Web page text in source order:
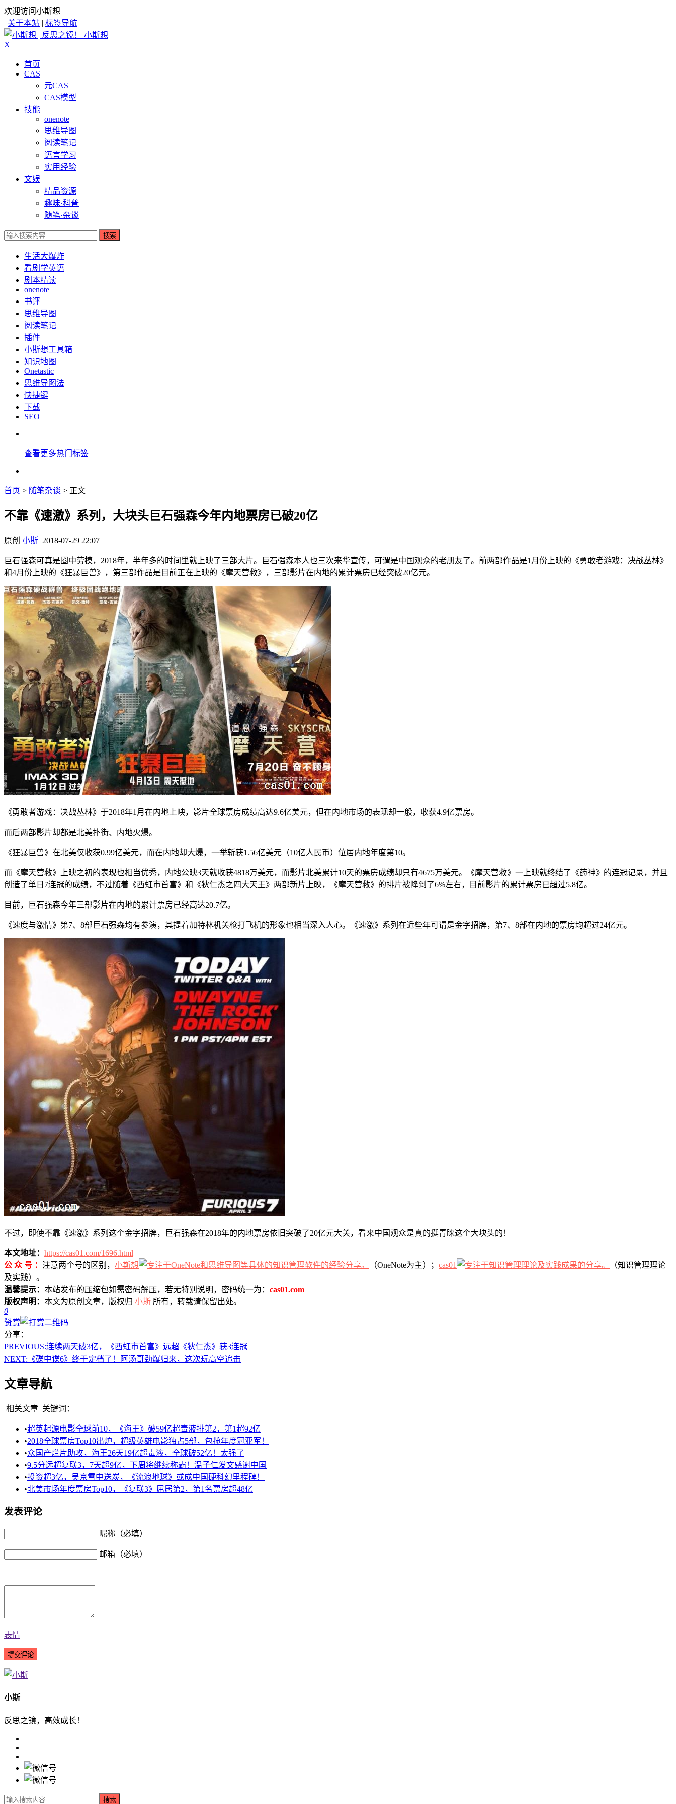
欢迎访问小斯想
| 关于本站 | 标签导航
小斯想
X
首页
CAS
元CAS
CAS模型
技能
onenote
思维导图
阅读笔记
语言学习
实用经验
文娱
精品资源
趣味·科普
随笔·杂谈
搜索
生活大爆炸
看剧学英语
剧本精读
onenote
书评
思维导图
阅读笔记
插件
小斯想工具箱
知识地图
Onetastic
思维导图法
快捷键
下载
SEO
查看更多热门标签
首页 > 随笔杂谈 > 正文
不靠《速激》系列，大块头巨石强森今年内地票房已破20亿
原创 小斯 2018-07-29 22:07
巨石强森可真是圈中劳模，2018年，半年多的时间里就上映了三部大片。巨石强森本人也三次来华宣传，可谓是中国观众的老朋友了。前两部作品是1月份上映的《勇敢者游戏：决战丛林》
和4月份上映的《狂暴巨兽》，第三部作品是目前正在上映的《摩天营救》，三部影片在内地的累计票房已经突破20亿元。
《勇敢者游戏：决战丛林》于2018年1月在内地上映，影片全球票房成绩高达9.6亿美元，但在内地市场的表现却一般，收获4.9亿票房。
而后两部影片却都是北美扑街、内地火爆。
《狂暴巨兽》在北美仅收获0.99亿美元，而在内地却大爆，一举斩获1.56亿美元（10亿人民币）位居内地年度第10。
而《摩天营救》上映之初的表现也相当优秀，内地公映3天就收获4818万美元，而影片北美累计10天的票房成绩却只有4675万美元。《摩天营救》一上映就终结了《药神》的连冠记录，并且
创造了单日7连冠的成绩，不过随着《西虹市首富》和《狄仁杰之四大天王》两部新片上映，《摩天营救》的排片被降到了6%左右，目前影片的累计票房已超过5.8亿。
目前，巨石强森今年三部影片在内地的累计票房已经高达20.7亿。
《速度与激情》第7、8部巨石强森均有参演，其提着加特林机关枪打飞机的形象也相当深入人心。《速激》系列在近些年可谓是金字招牌，第7、8部在内地的票房均超过24亿元。
不过，即使不靠《速激》系列这个金字招牌，巨石强森在2018年的内地票房依旧突破了20亿元大关，看来中国观众是真的挺青睐这个大块头的！
本文地址： https://cas01.com/1696.html
公 众 号 ： 注意两个号的区别， 小斯想 （OneNote为主）； cas01
（知识管理理论
及实践）。
温馨提示： 本站发布的压缩包如需密码解压，若无特别说明，密码统一为： cas01.com
版权声明： 本文为原创文章，版权归 小斯 所有，转载请保留出处。
0
赞赏
分享：
PREVIOUS:连续两天破3亿，《西虹市首富》远超《狄仁杰》获3连冠
NEXT: 《碟中谍6》终于定档了！阿汤哥劲爆归来，这次玩高空追击
文章导航
相关文章 关键词：
•超英起源电影全球前10，《海王》破59亿超毒液排第2，第1超92亿
•2018全球票房Top10出炉，超级英雄电影独占5部，包揽年度冠亚军！
•众国产烂片助攻，海王26天19亿超毒液，全球破52亿！太强了
•9.5分远超复联3，7天超9亿，下周将继续称霸！温子仁发文感谢中国
•投资超3亿，吴京雪中送炭，《流浪地球》或成中国硬科幻里程碑！
•北美市场年度票房Top10，《复联3》屈居第2，第1名票房超48亿
发表评论
昵称（必填）
邮箱（必填）
表情
小斯
反思之镜，高效成长！
搜索